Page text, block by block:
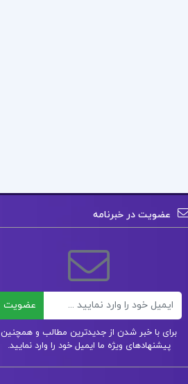
عضویت در خبرنامه
ایمیل عضویت
برای با خبر شدن از جدیدترین مطالب و همچنین
پیشنهادهای ویژه ما ایمیل خود را وارد نمایید.